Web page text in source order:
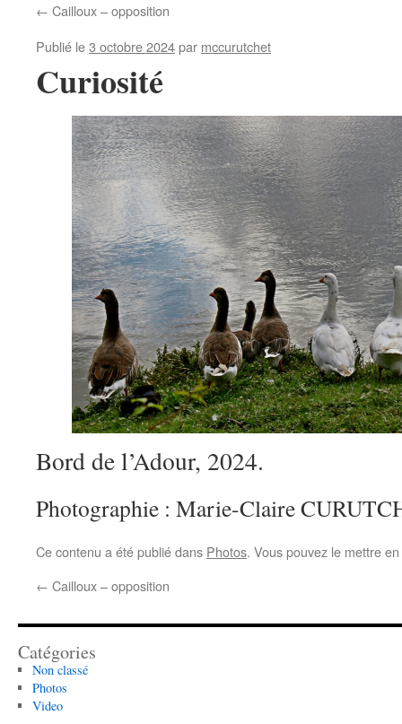
← Cailloux – opposition
Publié le3 octobre 2024par mccurutchet
Curiosité
Bord de l’Adour, 2024.
Photographie : Marie-Claire
Ce contenu a été publié dans Photos. Vous pouvez le mettre
← Cailloux – opposition
Catégories
Non classé
Photos
Video